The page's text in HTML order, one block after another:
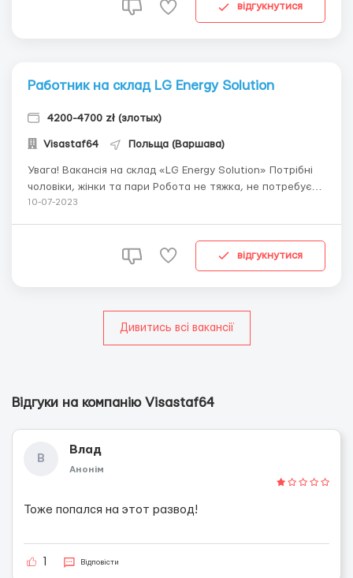
відгукнутися
Работник на склад LG Energy Solution
4200-4700 zł (злотых)
Visastaf64 Польща (Варшава)
Увага! Вакансія на склад «LG Energy Solution» Потрібні
чоловіки, жінки та пари Робота не тяжка, не потребує
спеціальних вмінь чи здібностей. +380987540620 - Яна
10-07-2023
відгукнутися
Дивитись всі вакансії
Відгуки на компанію Visastaf64
В
Влад
Анонім
Тоже попался на этот развод!
Відповісти